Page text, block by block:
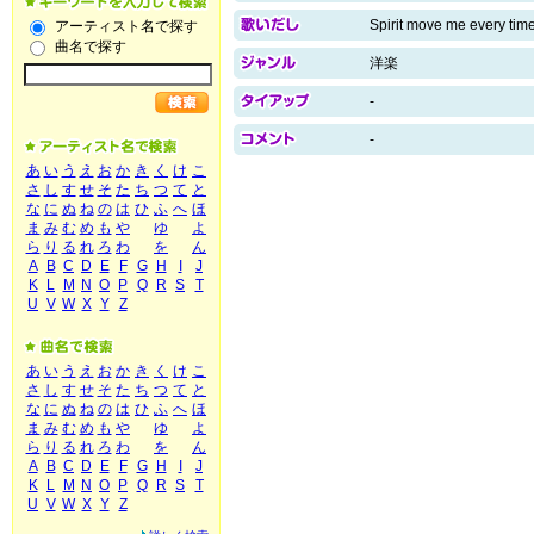
アーティスト名で探す
曲名で探す
あ い う え お か き く け こ
さ し す せ そ た ち つ て と
な に ぬ ね の は ひ ふ へ ほ
ま み む め も や ゆ
よ
ら り る れ ろ わ を
ん
A
B C D E F G H
J
K
L M N O P Q R S
T
U V W X Y Z
あ い う え お か き く け こ
さ し す せ そ た ち つ て と
な に ぬ ね の は ひ ふ へ ほ
ま み む め も や ゆ
よ
ら り る れ ろ わ を
ん
A
B C D E F G H
J
K
L M N O P Q R S
T
U V W X Y Z
Spirit move me every
洋楽
-
-